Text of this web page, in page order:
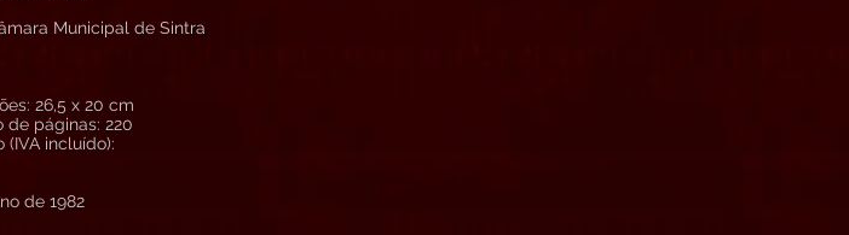
Municipal de Sintra
26,5 x 20 cm
de páginas: 220
(IVA incluído):
de 1982